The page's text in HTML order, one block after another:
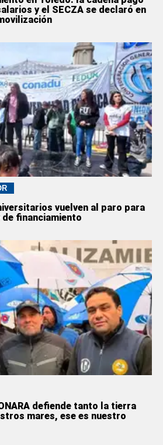
y el SECZA se declaró en
vuelven al paro para
financiamiento
defiende tanto la tierra
mares, ese es nuestro